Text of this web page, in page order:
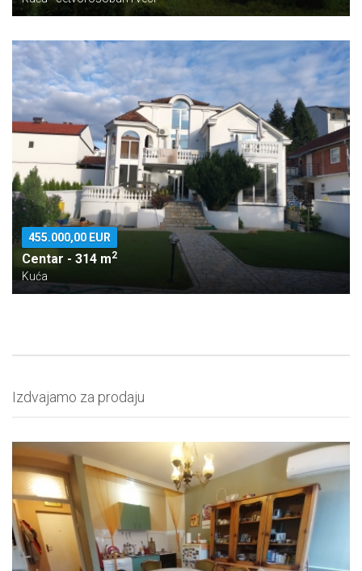
455.000,00 EUR
Centar - 314 m2
Kuća
Izdvajamo za prodaju